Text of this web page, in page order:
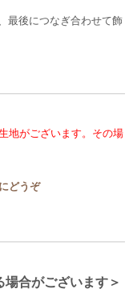
最後につなぎ合わせて飾
地がございます。その場
どうぞ
合がございます＞